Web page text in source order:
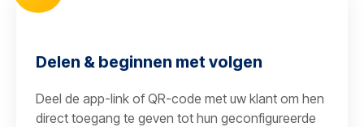
Delen & beginnen met volgen
Deel de app-link of QR-code met uw klant om hen
direct toegang te geven tot hun geconfigureerde